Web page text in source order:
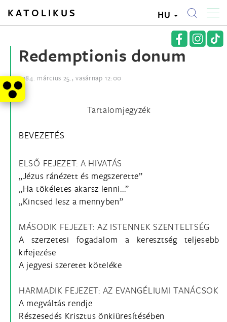
KATOLIKUS HU
Redemptionis donum
1984. március 25., vasárnap 12:00
Tartalomjegyzék
BEVEZETÉS
ELSŐ FEJEZET: A HIVATÁS
„Jézus ránézett és megszerette”
„Ha tökéletes akarsz lenni...”
„Kincsed lesz a mennyben”
MÁSODIK FEJEZET: AZ ISTENNEK SZENTELTSÉG
A szerzetesi fogadalom a keresztség teljesebb
kifejezése
A jegyesi szeretet köteléke
HARMADIK FEJEZET: AZ EVANGÉLIUMI TANÁCSOK
A megváltás rendje
Részesedés Krisztus önkiüresítésében